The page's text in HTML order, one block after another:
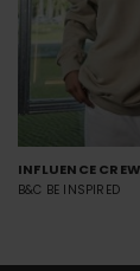
INFLUENCE
B&C BE INSPIRED